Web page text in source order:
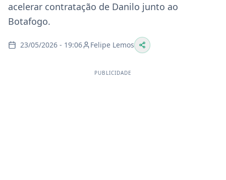
acelerar contratação de Danilo junto ao
Botafogo.
23/05/2026 - 19:06 Felipe Lemos
PUBLICIDADE